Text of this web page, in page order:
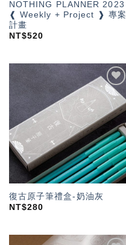
NOTHING PLANNER 2023
❰ Weekly + Project ❱ 專案
計畫
NT$520
加入
「願
望輕
單」
復古原子筆禮盒-奶油灰
NT$280